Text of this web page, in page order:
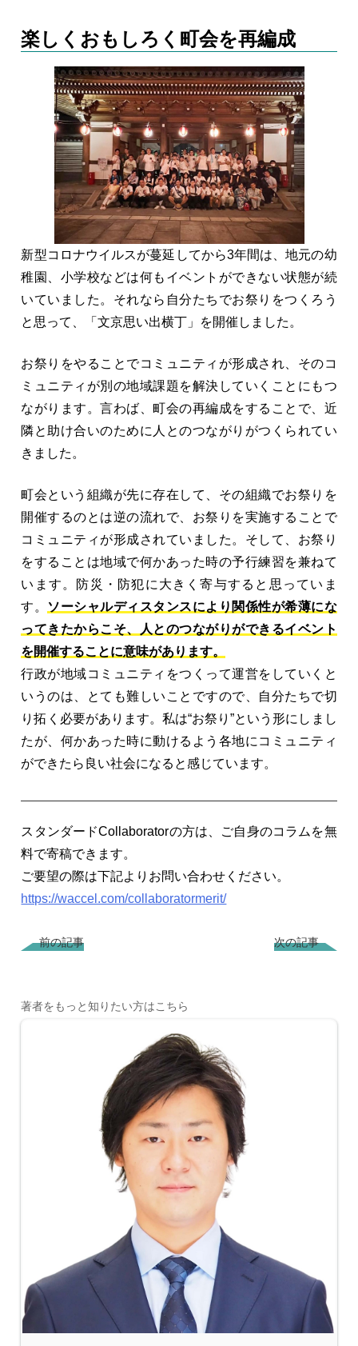
楽しくおもしろく町会を再編成
新型コロナウイルスが蔓延してから3年間は、地元の幼
稚園、小学校などは何もイベントができない状態が続
いていました。それなら自分たちでお祭りをつくろう
と思って、「文京思い出横丁」を開催しました。
お祭りをやることでコミュニティが形成され、そのコ
ミュニティが別の地域課題を解決していくことにもつ
ながります。言わば、町会の再編成をすることで、近
隣と助け合いのために人とのつながりがつくられてい
きました。
町会という組織が先に存在して、その組織でお祭りを
開催するのとは逆の流れで、お祭りを実施することで
コミュニティが形成されていました。そして、お祭り
をすることは地域で何かあった時の予行練習を兼ねて
います。防災・防犯に大きく寄与すると思っていま
す。 ソーシャルディスタンスにより関係性が希薄にな
ってきたからこそ、人とのつながりができるイベント
を開催することに意味があります。
行政が地域コミュニティをつくって運営をしていくと
いうのは、とても難しいことですので、自分たちで切
り拓く必要があります。私は“お祭り”という形にしまし
たが、何かあった時に動けるよう各地にコミュニティ
ができたら良い社会になると感じています。
スタンダードCollaboratorの方は、ご自身のコラムを無
料で寄稿できます。
ご要望の際は下記よりお問い合わせください。
https://waccel.com/collaboratormerit/
前の記事 次の記事
著者をもっと知りたい方はこちら